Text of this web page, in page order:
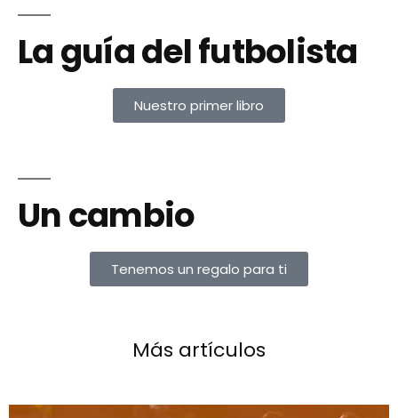
La guía del futbolista
Nuestro primer libro
Un cambio
Tenemos un regalo para ti
Más artículos